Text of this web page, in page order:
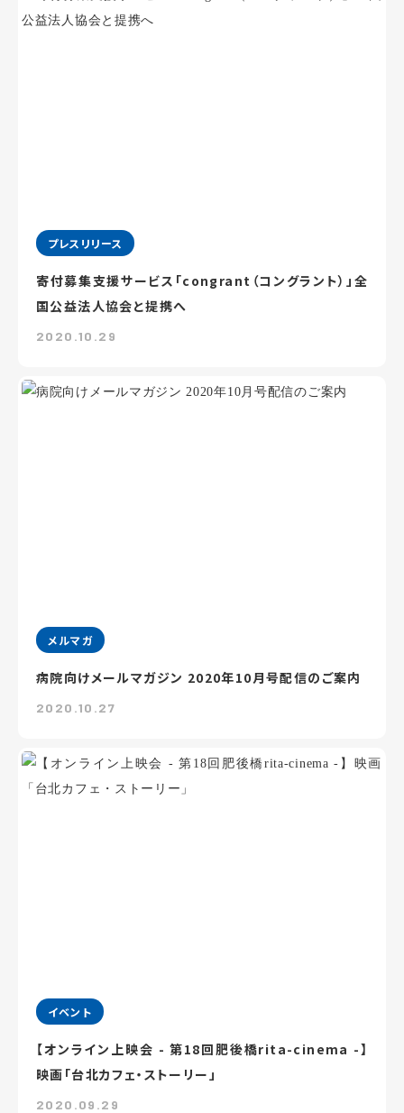
プレスリリース
寄付募集支援サービス「congrant（コングラント）」全
国公益法人協会と提携へ
2020.10.29
メルマガ
病院向けメールマガジン 2020年10月号配信のご案内
2020.10.27
イベント
【オンライン上映会 - 第18回肥後橋rita-cinema -】
映画「台北カフェ・ストーリー」
2020.09.29